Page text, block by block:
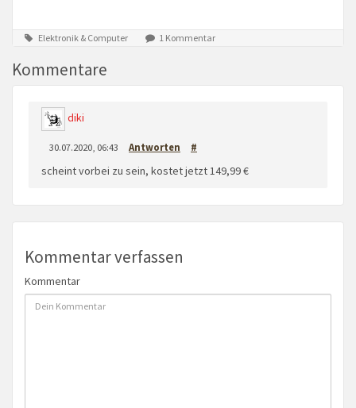
Elektronik & Computer 1 Kommentar
Kommentare
diki
30.07.2020, 06:43 Antworten #
scheint vorbei zu sein, kostet jetzt 149,99 €
Kommentar verfassen
Kommentar